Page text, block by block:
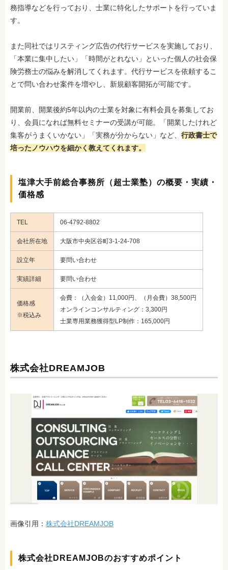
務指導などを行っており、士業に特化したサポートを行っていま
す。
また同社ではリスティング広告の代行サービスを実施しており、
「本業に集中したい」「時間がとれない」といった個人の社会保
険労務士の悩みを解消してくれます。代行サービスを依頼するこ
とで問い合わせ案件を増やし、新規顧客開拓が可能です。
開業前、開業後約5年以内の士業を対象に有料会員を募集してお
り、会員になれば無料セミナーの受講が可能。「開業したけれど
集客がうまくいかない」「実務が分からない」など、 行政書士で
培ったノウハウを細かく教えてくれます。
塩津大手前総合事務所（超士業塾）の概要・実績・
価格感
TEL 06-4792-8802
会社所在地 大阪市中央区谷町3-1-24-708
設立年 要問い合わせ
実績詳細 要問い合わせ
価格感
※税込み
会費：（入会金）11,000円、（月会費）38,500円
オンラインコンサルティング：3,300円
士業専用業務獲得型LP制作：165,000円
株式会社DREAMJOB
画像引用： 株式会社DREAMJOB
株式会社DREAMJOBのおすすめポイント